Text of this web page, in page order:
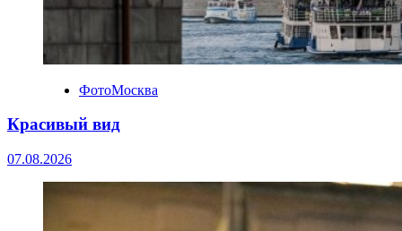
ФотоМосква
Красивый вид
07.08.2026